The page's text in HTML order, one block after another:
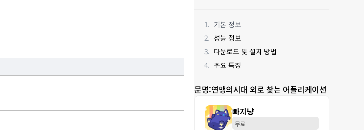
기본 정보
성능 정보
다운로드 및 설치 방법
주요 특징
문명:연맹의시대 외로 찾는 어플리케이션
빠지냥
무료